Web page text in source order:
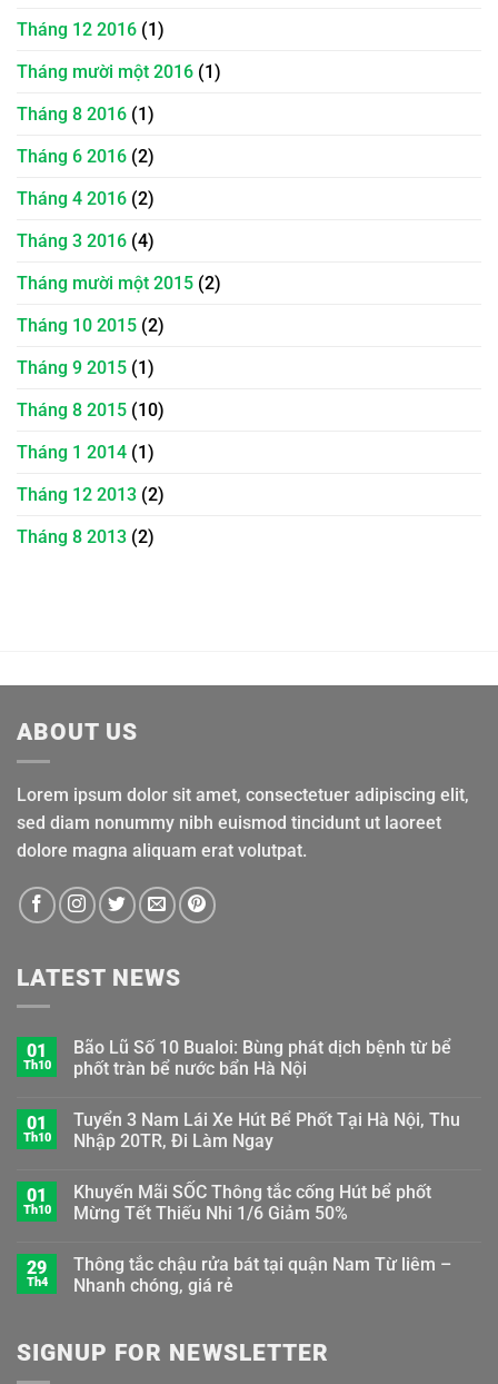
Tháng 12 2016 (1)
Tháng mười một 2016 (1)
Tháng 8 2016 (1)
Tháng 6 2016 (2)
Tháng 4 2016 (2)
Tháng 3 2016 (4)
Tháng mười một 2015 (2)
Tháng 10 2015 (2)
Tháng 9 2015 (1)
Tháng 8 2015 (10)
Tháng 1 2014 (1)
Tháng 12 2013 (2)
Tháng 8 2013 (2)
ABOUT US
Lorem ipsum dolor sit amet, consectetuer adipiscing elit,
sed diam nonummy nibh euismod tincidunt ut laoreet
dolore magna aliquam erat volutpat.
LATEST NEWS
01
Th10
Bão Lũ Số 10 Bualoi: Bùng phát dịch bệnh từ bể
phốt tràn bể nước bẩn Hà Nội
01
Th10
Tuyển 3 Nam Lái Xe Hút Bể Phốt Tại Hà Nội, Thu
Nhập 20TR, Đi Làm Ngay
01
Th10
Khuyến Mãi SỐC Thông tắc cống Hút bể phốt
Mừng Tết Thiếu Nhi 1/6 Giảm 50%
29
Th4
Thông tắc chậu rửa bát tại quận Nam Từ liêm –
Nhanh chóng, giá rẻ
SIGNUP FOR NEWSLETTER